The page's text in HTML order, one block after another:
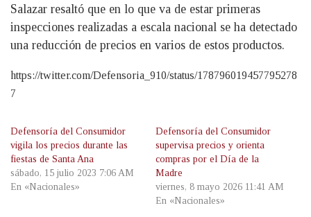
Salazar resaltó que en lo que va de estar primeras
inspecciones realizadas a escala nacional se ha detectado
una reducción de precios en varios de estos productos.
https://twitter.com/Defensoria_910/status/178796019457795278
7
Defensoría del Consumidor
vigila los precios durante las
fiestas de Santa Ana
sábado, 15 julio 2023 7:06 AM
En «Nacionales»
Defensoría del Consumidor
supervisa precios y orienta
compras por el Día de la
Madre
viernes, 8 mayo 2026 11:41 AM
En «Nacionales»